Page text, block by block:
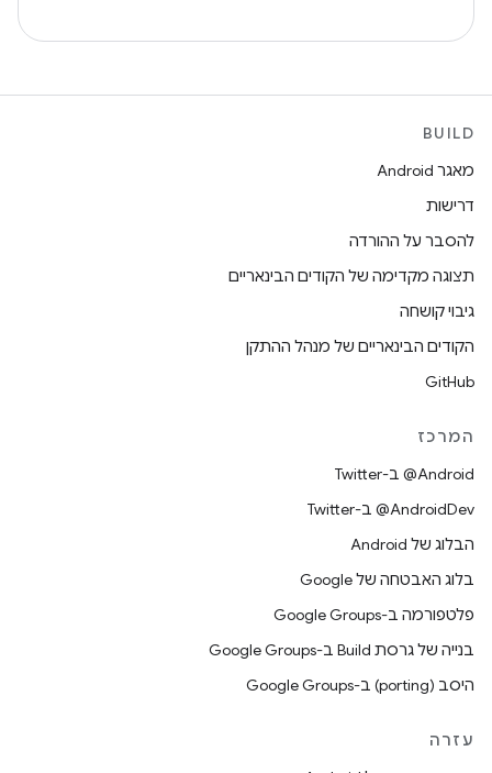
BUILD
מאגר Android
דרישות
להסבר על ההורדה
תצוגה מקדימה של הקודים הבינאריים
גיבוי קושחה
הקודים הבינאריים של מנהל ההתקן
GitHub
המרכז
‎@Android ב-Twitter
‎@AndroidDev ב-Twitter
הבלוג של Android
בלוג האבטחה של Google
פלטפורמה ב-Google Groups
בנייה של גרסת Build ב-Google Groups
היסב (porting) ב-Google Groups
עזרה